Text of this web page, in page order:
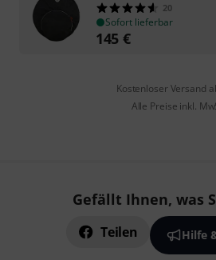
20
Sofort lieferbar
145 €
Kostenloser Versand
Alle Preise inkl.
Gefällt Ihnen, was
Teilen Hilfe